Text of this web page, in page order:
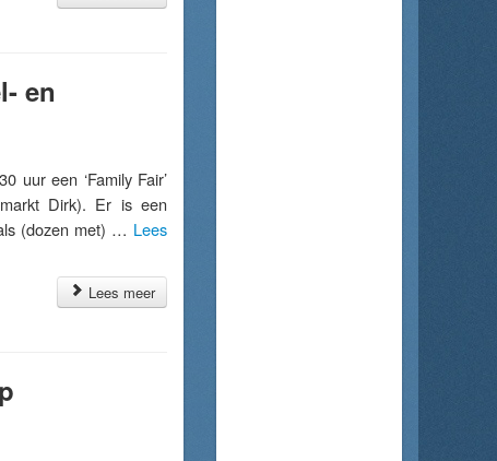
en
uur een ‘Family Fair’
Dirk). Er is een
(dozen met) … Lees
Lees meer